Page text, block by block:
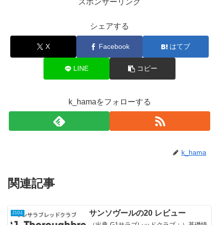
スポンサーリンク
シェアする
X Facebook はてブ
LINE コピー
k_hamaをフォローする
k_hama
関連記事
21G1 サンソヴールの20 レビュー